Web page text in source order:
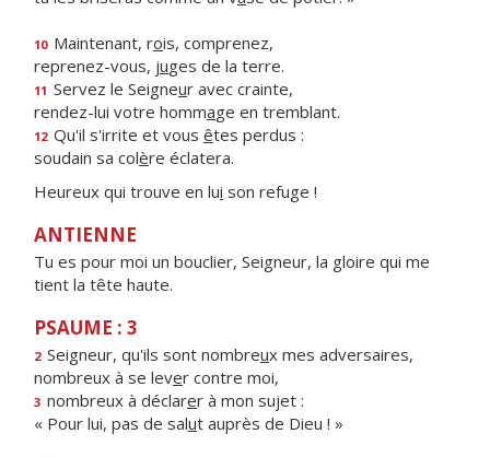
10 Maintenant, rois, comprenez,
reprenez-vous, juges de la terre.
11 Servez le Seigneur avec crainte,
rendez-lui votre hommage en tremblant.
12 Qu'il s'irrite et vous êtes perdus :
soudain sa colère éclatera.
Heureux qui trouve en lui son refuge !
ANTIENNE
Tu es pour moi un bouclier, Seigneur, la gloire qui me
tient la tête haute.
PSAUME : 3
2 Seigneur, qu'ils sont nombreux mes adversaires,
nombreux à se lever contre moi,
3 nombreux à déclarer à mon sujet :
« Pour lui, pas de salut auprès de Dieu ! »